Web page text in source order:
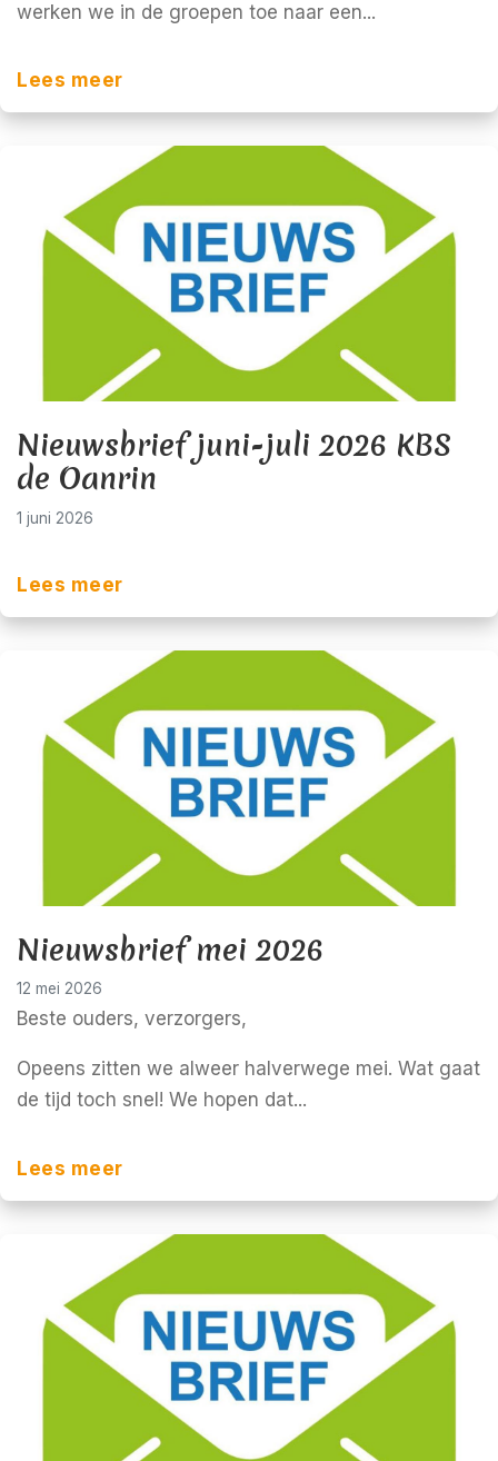
werken we in de groepen toe naar een...
Lees meer
Nieuwsbrief juni-juli 2026 KBS
de Oanrin
1 juni 2026
Lees meer
Nieuwsbrief mei 2026
12 mei 2026
Beste ouders, verzorgers,
Opeens zitten we alweer halverwege mei. Wat gaat
de tijd toch snel! We hopen dat...
Lees meer